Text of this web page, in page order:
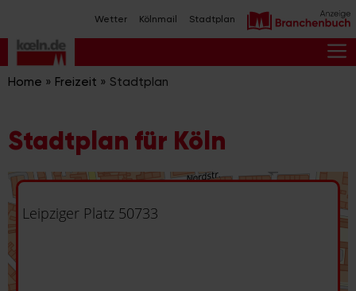
Inhalt
springen
Wetter Kölnmail Stadtplan
Home » Freizeit » Stadtplan
Stadtplan für Köln